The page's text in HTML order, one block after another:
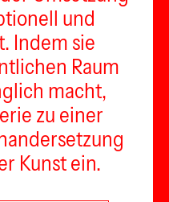
und
Indem sie
Raum
macht,
zu einer
Kunst ein.